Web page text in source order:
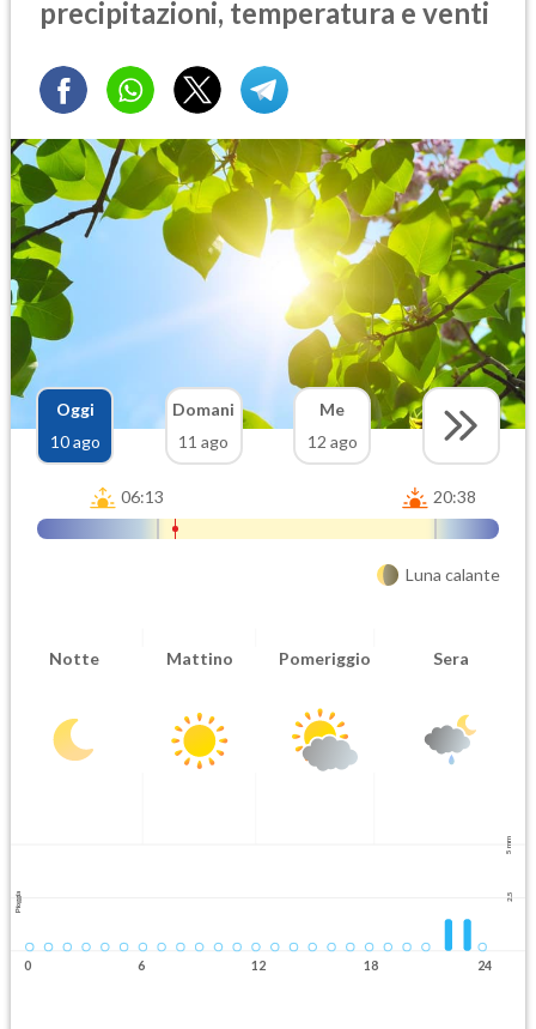
precipitazioni, temperatura e venti
Oggi
10 ago
Domani
11 ago
Me
12 ago
06:13 20:38
Luna calante
Notte Mattino Pomeriggio Sera
5 mm
2.5
Pioggia
0 6 12 18 24